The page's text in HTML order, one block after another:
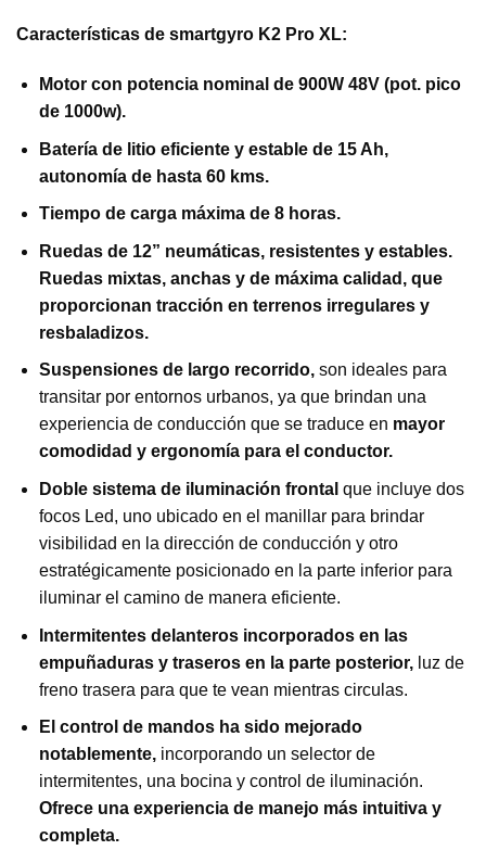
Características de smartgyro K2 Pro XL:
Motor con potencia nominal de 900W 48V (pot. pico
de 1000w).
Batería de litio eficiente y estable de 15 Ah,
autonomía de hasta 60 kms.
Tiempo de carga máxima de 8 horas.
Ruedas de 12” neumáticas, resistentes y estables.
Ruedas mixtas, anchas y de máxima calidad, que
proporcionan tracción en terrenos irregulares y
resbaladizos.
Suspensiones de largo recorrido,son ideales para
transitar por entornos urbanos, ya que brindan una
experiencia de conducción que se traduce en mayor
comodidad y ergonomía para el conductor.
Doble sistema de iluminación frontal que incluye dos
focos Led, uno ubicado en el manillar para brindar
visibilidad en la dirección de conducción y otro
estratégicamente posicionado en la parte inferior para
iluminar el camino de manera eficiente.
Intermitentes delanteros incorporados en las
empuñaduras y traseros en la parte posterior,luz de
freno trasera para que te vean mientras circulas.
El control de mandos ha sido mejorado
notablemente,incorporando un selector de
intermitentes, una bocina y control de iluminación.
Ofrece una experiencia de manejo más intuitiva y
completa.